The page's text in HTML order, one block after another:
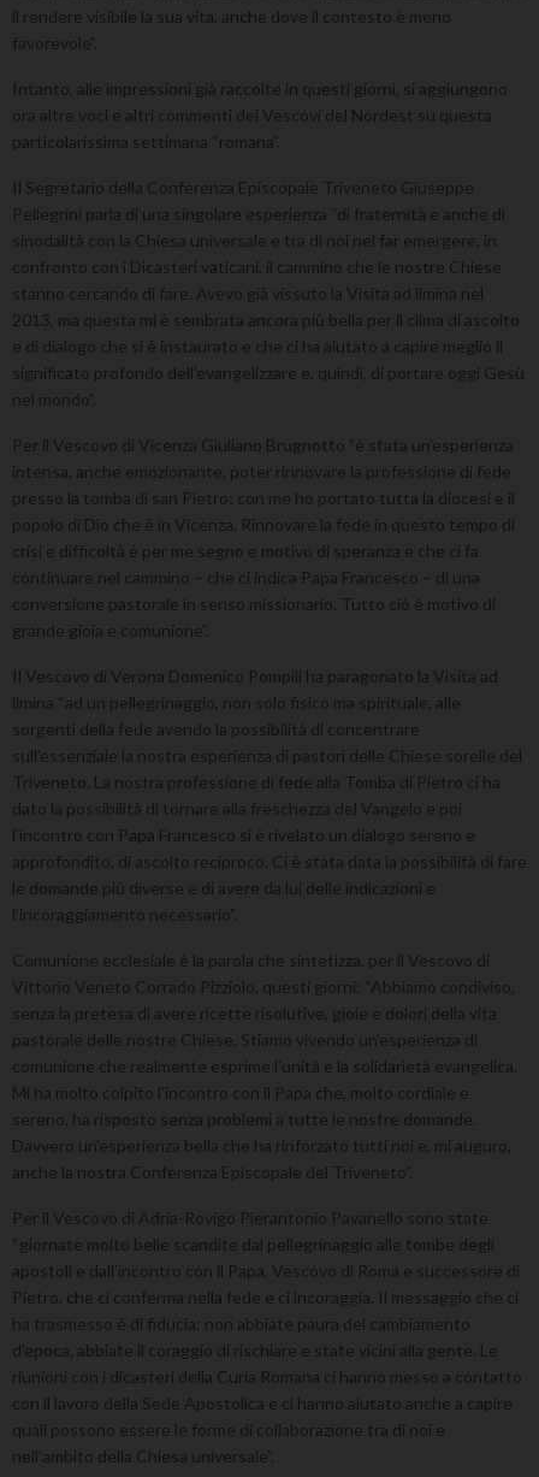
il rendere visibile la sua vita, anche dove il contesto è meno
favorevole”.
Intanto, alle impressioni già raccolte in questi giorni, si aggiungono
ora altre voci e altri commenti dei Vescovi del Nordest su questa
particolarissima settimana “romana”.
Il Segretario della Conferenza Episcopale Triveneto Giuseppe
Pellegrini parla di una singolare esperienza “di fraternità e anche di
sinodalità con la Chiesa universale e tra di noi nel far emergere, in
confronto con i Dicasteri vaticani, il cammino che le nostre Chiese
stanno cercando di fare. Avevo già vissuto la Visita ad limina nel
2013, ma questa mi è sembrata ancora più bella per il clima di ascolto
e di dialogo che si è instaurato e che ci ha aiutato a capire meglio il
significato profondo dell’evangelizzare e, quindi, di portare oggi Gesù
nel mondo”.
Per il Vescovo di Vicenza Giuliano Brugnotto “è stata un’esperienza
intensa, anche emozionante, poter rinnovare la professione di fede
presso la tomba di san Pietro; con me ho portato tutta la diocesi e il
popolo di Dio che è in Vicenza. Rinnovare la fede in questo tempo di
crisi e difficoltà è per me segno e motivo di speranza e che ci fa
continuare nel cammino – che ci indica Papa Francesco – di una
conversione pastorale in senso missionario. Tutto ciò è motivo di
grande gioia e comunione”.
Il Vescovo di Verona Domenico Pompili ha paragonato la Visita ad
limina “ad un pellegrinaggio, non solo fisico ma spirituale, alle
sorgenti della fede avendo la possibilità di concentrare
sull’essenziale la nostra esperienza di pastori delle Chiese sorelle del
Triveneto. La nostra professione di fede alla Tomba di Pietro ci ha
dato la possibilità di tornare alla freschezza del Vangelo e poi
l’incontro con Papa Francesco si è rivelato un dialogo sereno e
approfondito, di ascolto reciproco. Ci è stata data la possibilità di fare
le domande più diverse e di avere da lui delle indicazioni e
l’incoraggiamento necessario”.
Comunione ecclesiale è la parola che sintetizza, per il Vescovo di
Vittorio Veneto Corrado Pizziolo, questi giorni: “Abbiamo condiviso,
senza la pretesa di avere ricette risolutive, gioie e dolori della vita
pastorale delle nostre Chiese. Stiamo vivendo un’esperienza di
comunione che realmente esprime l’unità e la solidarietà evangelica.
Mi ha molto colpito l’incontro con il Papa che, molto cordiale e
sereno, ha risposto senza problemi a tutte le nostre domande.
Davvero un’esperienza bella che ha rinforzato tutti noi e, mi auguro,
anche la nostra Conferenza Episcopale del Triveneto”.
Per il Vescovo di Adria-Rovigo Pierantonio Pavanello sono state
“giornate molto belle scandite dal pellegrinaggio alle tombe degli
apostoli e dall’incontro con il Papa, Vescovo di Roma e successore di
Pietro, che ci conferma nella fede e ci incoraggia. Il messaggio che ci
ha trasmesso è di fiducia: non abbiate paura del cambiamento
d’epoca, abbiate il coraggio di rischiare e state vicini alla gente. Le
riunioni con i dicasteri della Curia Romana ci hanno messo a contatto
con il lavoro della Sede Apostolica e ci hanno aiutato anche a capire
quali possono essere le forme di collaborazione tra di noi e
nell’ambito della Chiesa universale”.